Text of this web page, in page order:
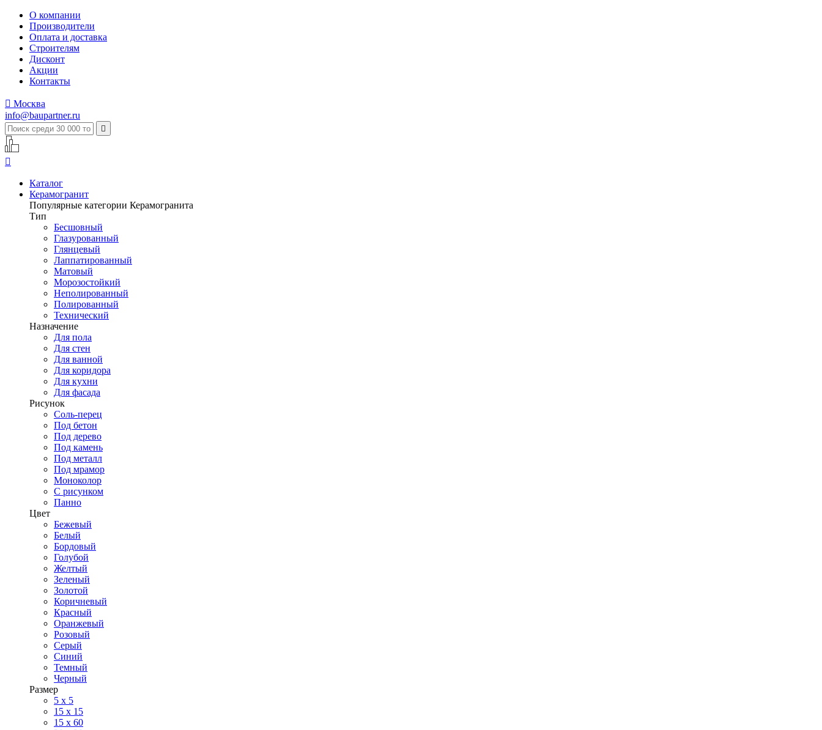
О компании
Производители
Оплата и доставка
Строителям
Дисконт
Акции
Контакты
 Москва
info@baupartner.ru


Каталог
Керамогранит
Популярные категории Керамогранита
Тип
Бесшовный
Глазурованный
Глянцевый
Лаппатированный
Матовый
Морозостойкий
Неполированный
Полированный
Технический
Назначение
Для пола
Для стен
Для ванной
Для коридора
Для кухни
Для фасада
Рисунок
Соль-перец
Под бетон
Под дерево
Под камень
Под металл
Под мрамор
Моноколор
С рисунком
Панно
Цвет
Бежевый
Белый
Бордовый
Голубой
Желтый
Зеленый
Золотой
Коричневый
Красный
Оранжевый
Розовый
Серый
Синий
Темный
Черный
Размер
5 x 5
15 x 15
15 x 60